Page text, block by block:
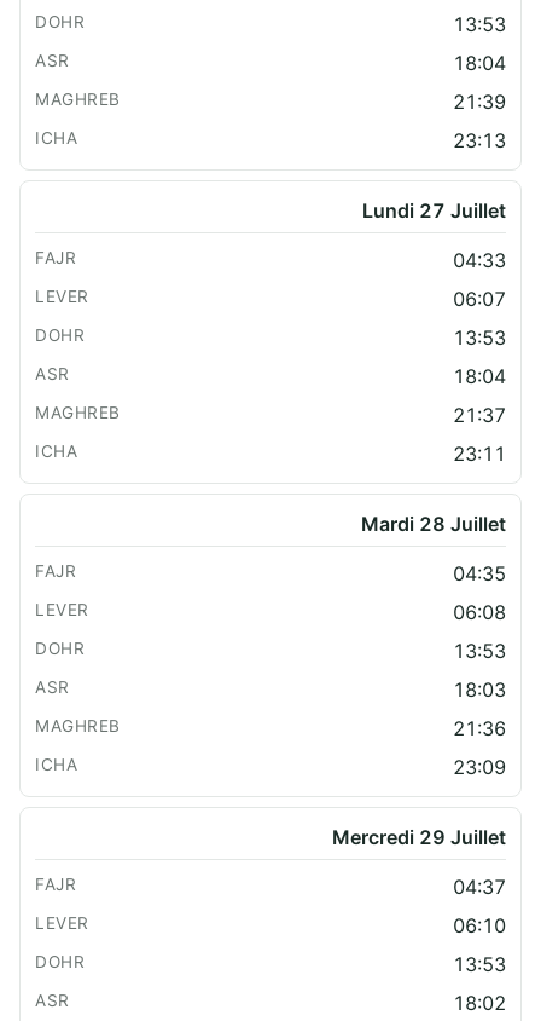
13:53
18:04
21:39
23:13
Lundi 27 Juillet
04:33
06:07
13:53
18:04
21:37
23:11
Mardi 28 Juillet
04:35
06:08
13:53
18:03
21:36
23:09
Mercredi 29 Juillet
04:37
06:10
13:53
18:02